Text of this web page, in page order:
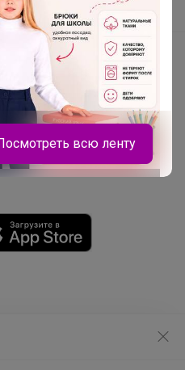
ваших изображений
чисел
кроссовки
всю ленту
сайт и нажимая кнопку